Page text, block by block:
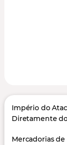
Império do
Diretamente
Mercadorias